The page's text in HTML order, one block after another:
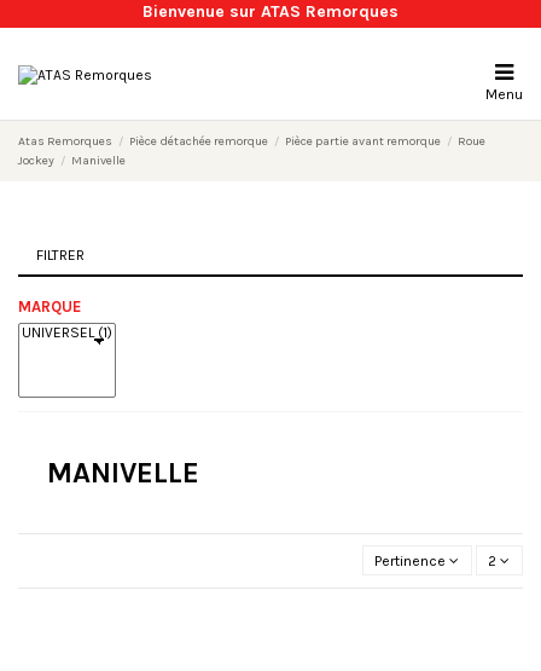
Bienvenue sur ATAS Remorques
Menu
Atas Remorques Pièce détachée remorque Pièce partie avant remorque
Roue
Jockey
Manivelle
MANIVELLE
Pertinence 2
FILTRER
MARQUE